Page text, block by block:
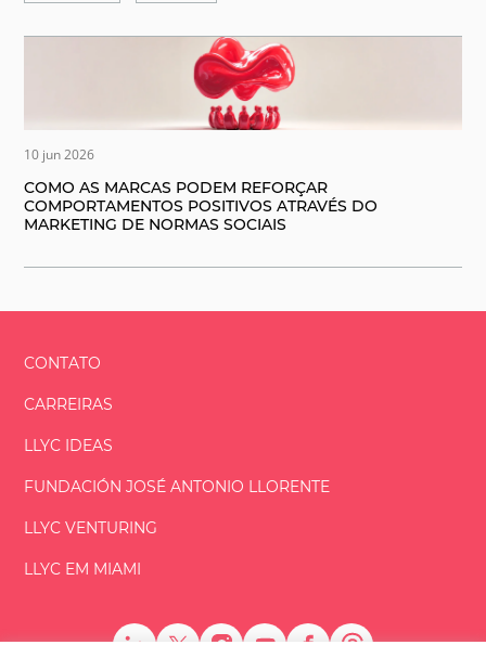
10 jun 2026
COMO AS MARCAS PODEM REFORÇAR
COMPORTAMENTOS POSITIVOS ATRAVÉS DO
MARKETING DE NORMAS SOCIAIS
CONTATO
CARREIRAS
LLYC IDEAS
FUNDACIÓNJOSÉ ANTONIO LLORENTE
LLYC VENTURING
LLYC EM MIAMI